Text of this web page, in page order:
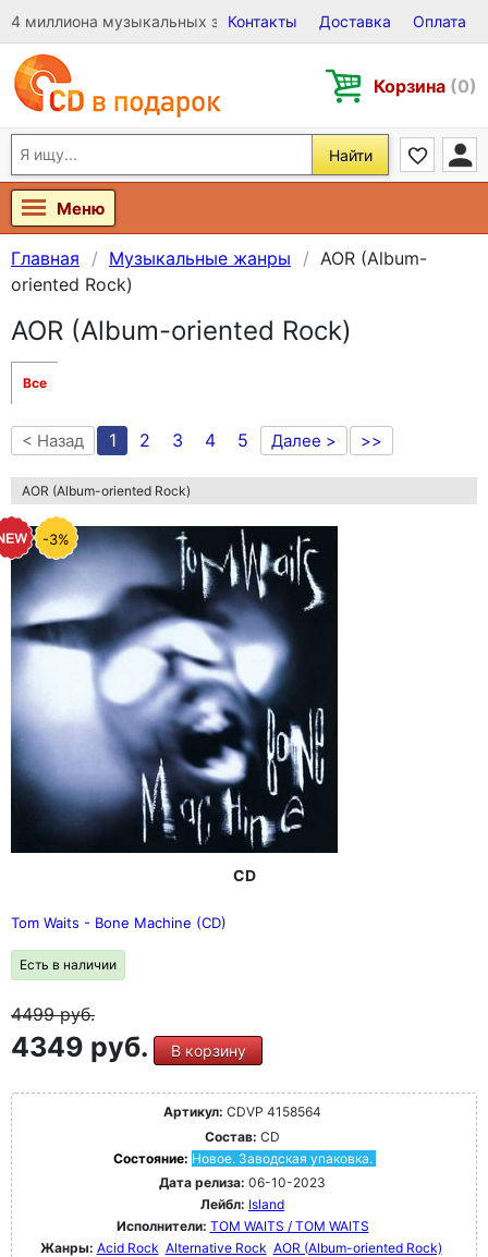
4 миллиона музыкальных записей на Виниле, CD и DVD
Контакты Доставка Оплата
Корзина (0)
Найти
Меню
Главная Музыкальные жанры
AOR (Album-
oriented Rock)
AOR (Album-oriented Rock)
Все
< Назад 1 2 3 4 5 Далее > >>
AOR (Album-oriented Rock)
-3%
CD
Tom Waits - Bone Machine (CD)
Есть в наличии
4499руб.
4349 руб. В корзину
Артикул: CDVP 4158564
Состав: CD
Состояние: Новое. Заводская упаковка.
Дата релиза: 06-10-2023
Лейбл: Island
Исполнители: TOM WAITS / TOM WAITS
Жанры: Acid Rock Alternative Rock AOR (Album-oriented Rock)